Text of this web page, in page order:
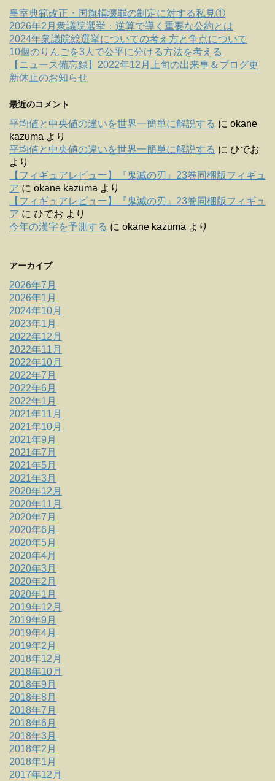
皇室典範改正・国旗損壊罪の制定に対する私見①
2026年2月衆議院選挙：逆算で導く重要な公約とは
2024年衆議院総選挙についての考え方と争点について
10個のりんごを3人で公平に分ける方法を考える
【ニュース備忘録】2022年12月上旬の出来事＆ブログ更
新休止のお知らせ
最近のコメント
平均値と中央値の違いを世界一簡単に解説する に okane
kazuma より
平均値と中央値の違いを世界一簡単に解説する に ひでお
より
【フィギュアレビュー】『鬼滅の刃』23巻同梱版フィギュ
ア に okane kazuma より
【フィギュアレビュー】『鬼滅の刃』23巻同梱版フィギュ
ア に ひでお より
今年の漢字を予測する に okane kazuma より
アーカイブ
2026年7月
2026年1月
2024年10月
2023年1月
2022年12月
2022年11月
2022年10月
2022年7月
2022年6月
2022年1月
2021年11月
2021年10月
2021年9月
2021年7月
2021年5月
2021年3月
2020年12月
2020年11月
2020年7月
2020年6月
2020年5月
2020年4月
2020年3月
2020年2月
2020年1月
2019年12月
2019年9月
2019年4月
2019年2月
2018年12月
2018年10月
2018年9月
2018年8月
2018年7月
2018年6月
2018年3月
2018年2月
2018年1月
2017年12月